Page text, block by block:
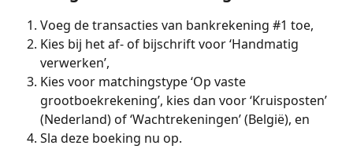
Voeg de transacties van bankrekening #1 toe,
Kies bij het af- of bijschrift voor ‘Handmatig
verwerken’,
Kies voor matchingstype ‘Op vaste
grootboekrekening’, kies dan voor ‘Kruisposten’
(Nederland) of ‘Wachtrekeningen’ (België), en
Sla deze boeking nu op.